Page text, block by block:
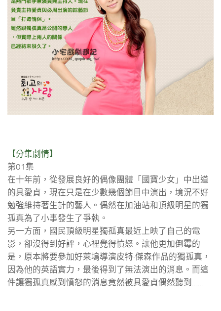
【分集劇情】
第01集
在十年前，從發展良好的偶像團體「國寶少女」中出道
的具愛貞，現在只是在少數幾個節目中演出，境況不好
勉強維持著生計的藝人。偶然在加油站和頂級明星的獨
孤真為了小事發生了爭執。
另一方面，國民頂級明星獨孤真最近上映了自己的電
影，卻沒得到好評，心裡覺得憤怒。讓他更加倒霉的
是，原本將要參加好萊塢導演皮特·傑森作品的獨孤真，
因為他的英語實力，最後得到了無法演出的消息。而這
件讓獨孤真感到憤怒的消息竟然被具愛貞偶然聽到……